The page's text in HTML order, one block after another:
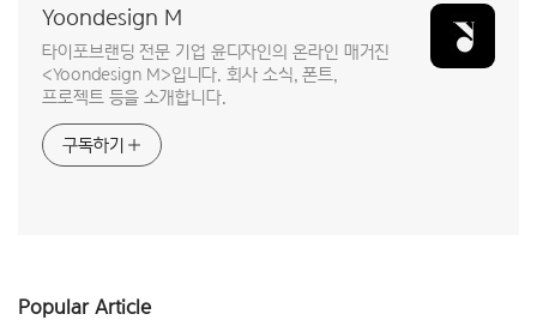
Yoondesign M
타이포브랜딩 전문 기업 윤디자인의 온라인 매거진
<Yoondesign M>입니다. 회사 소식, 폰트,
프로젝트 등을 소개합니다.
구독하기
Popular Article